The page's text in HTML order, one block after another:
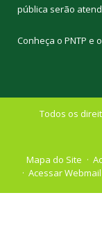
pública serão
Conheça o PNTP e o
Todos os
Mapa do Site
Acessar Webmail